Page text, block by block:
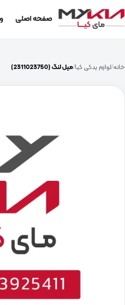
صفحه اصلی
خانه لوازم یدکی کیا میل لنگ (2311023750)